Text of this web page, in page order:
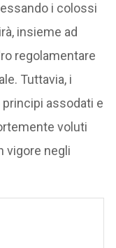
i colossi
insieme ad
regolamentare
Tuttavia, i
assodati e
voluti
vigore negli